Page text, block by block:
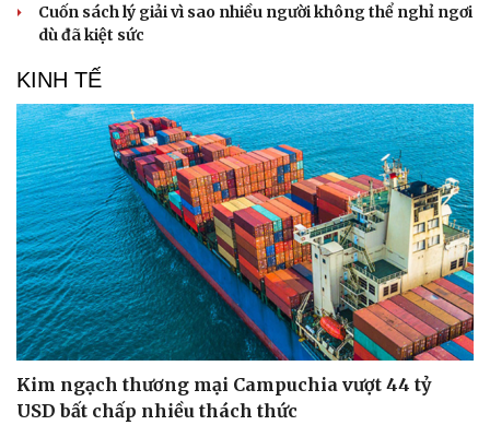
Sức khỏe
Dinh dưỡng - món ngon
Cây thuốc
Sản phụ khoa
Đời sống
Nhà đẹp
Blog
Tình yêu - Gia đình
Cuốn sách lý giải vì sao nhiều người không thể nghỉ ngơi
dù đã kiệt sức
KINH TẾ
Kim ngạch thương mại Campuchia vượt 44 tỷ
USD bất chấp nhiều thách thức